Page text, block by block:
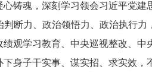
铸魂，深刻学习领会习近平党
断力、政治领悟力、政治执行
观学习教育、中央巡视整改、
身子干实事、谋实招、求实效，